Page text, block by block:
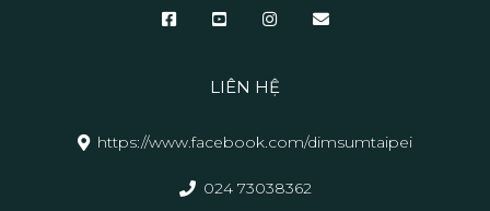
LIÊN HỆ
https://www.facebook.com/dimsumtaipei
024 73038362